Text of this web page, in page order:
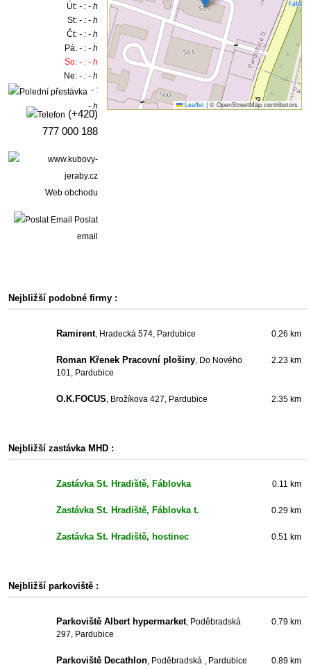
Út:- : - h
St:- : - h
Čt:- : - h
Pá:- : - h
So:- : - h
Ne:- : - h
- :
- h
(+420)
777 000 188
Web obchodu
Poslat
email
Leaflet |© OpenStreetMap contributors
Nejbližší podobné firmy :
Ramirent, Hradecká 574, Pardubice 0.26 km
Roman Křenek Pracovní plošiny, Do Nového
101, Pardubice
2.23 km
O.K.FOCUS, Brožíkova 427, Pardubice 2.35 km
Nejbližší zastávka MHD :
Zastávka St. Hradiště, Fáblovka 0.11 km
Zastávka St. Hradiště, Fáblovka t. 0.29 km
Zastávka St. Hradiště, hostinec 0.51 km
Nejbližší parkoviště :
Parkoviště Albert hypermarket, Poděbradská
297, Pardubice
0.79 km
Parkoviště Decathlon, Poděbradská , Pardubice 0.89 km